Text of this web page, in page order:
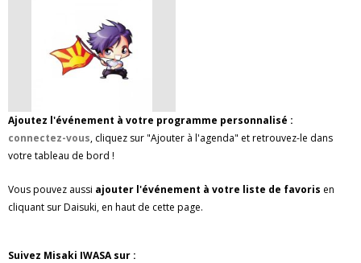
Ajoutez l'événement à votre programme personnalisé :
connectez-vous, cliquez sur "Ajouter à l'agenda" et retrouvez-le dans
votre tableau de bord !
Vous pouvez aussi ajouter l'événement à votre liste de favoris en
cliquant sur Daisuki, en haut de cette page.
Suivez Misaki IWASA sur :